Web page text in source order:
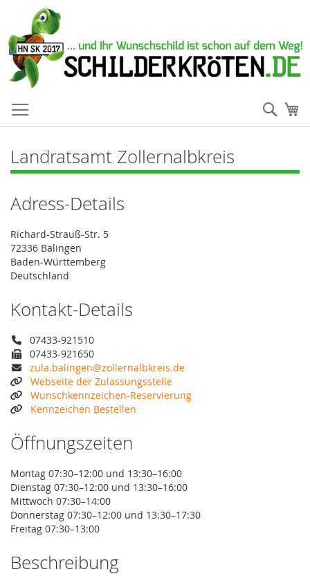
Landratsamt Zollernalbkreis
Adress-Details
Richard-Strauß-Str. 5
72336 Balingen
Baden-Württemberg
Deutschland
Kontakt-Details
07433-921510
07433-921650
zula.balingen@zollernalbkreis.de
Webseite der Zulassungsstelle
Wunschkennzeichen-Reservierung
Kennzeichen Bestellen
Öffnungszeiten
Montag 07:30–12:00 und 13:30–16:00
Dienstag 07:30–12:00 und 13:30–16:00
Mittwoch 07:30–14:00
Donnerstag 07:30–12:00 und 13:30–17:30
Freitag 07:30–13:00
Beschreibung